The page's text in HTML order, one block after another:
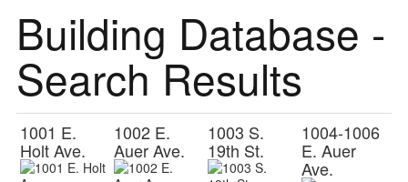
Building Database -
Search Results
1001 E.
Holt Ave.
1002 E.
Auer Ave.
1003 S.
19th St.
1004-1006
E. Auer
Ave.